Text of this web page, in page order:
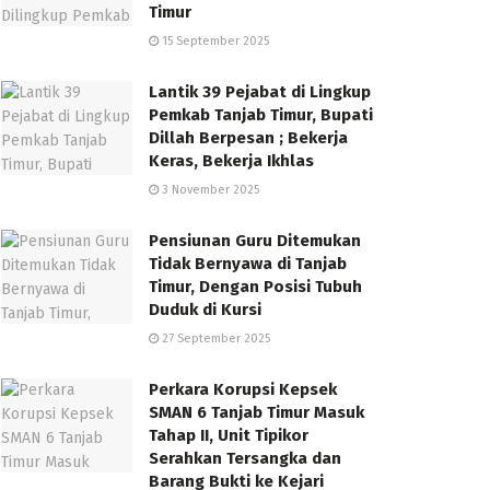
Timur
15 September 2025
Lantik 39 Pejabat di Lingkup
Pemkab Tanjab Timur, Bupati
Dillah Berpesan ; Bekerja
Keras, Bekerja Ikhlas
3 November 2025
Pensiunan Guru Ditemukan
Tidak Bernyawa di Tanjab
Timur, Dengan Posisi Tubuh
Duduk di Kursi
27 September 2025
Perkara Korupsi Kepsek
SMAN 6 Tanjab Timur Masuk
Tahap II, Unit Tipikor
Serahkan Tersangka dan
Barang Bukti ke Kejari